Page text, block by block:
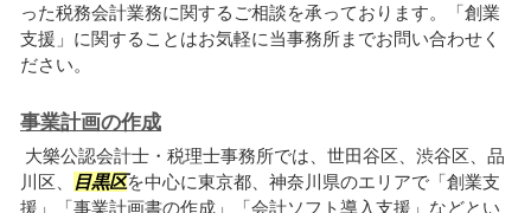
った税務会計業務に関するご相談を承っております。「創業
支援」に関することはお気軽に当事務所までお問い合わせく
ださい。
事業計画の作成
大樂公認会計士・税理士事務所では、世田谷区、渋谷区、品
川区、
目黒区を中心に東京都、神奈川県のエリアで「創業支
援」「事業計画書の作成」「会計ソフト導入支援」などとい